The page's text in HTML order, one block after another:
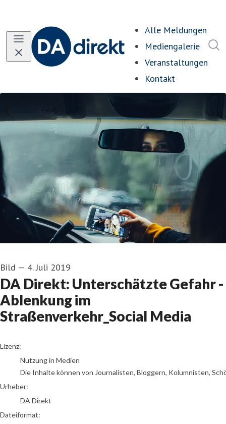
Alle Meldungen
Mediengalerie
Veranstaltungen
Kontakt
Bild — 4. Juli 2019
DA Direkt: Unterschätzte Gefahr -
Ablenkung im
Straßenverkehr_Social Media
DA Direkt
Lizenz:
Nutzung in Medien
Die Inhalte können von Journalisten, Bloggern, Kolumnisten,
Urheber:
DA Direkt
Dateiformat: